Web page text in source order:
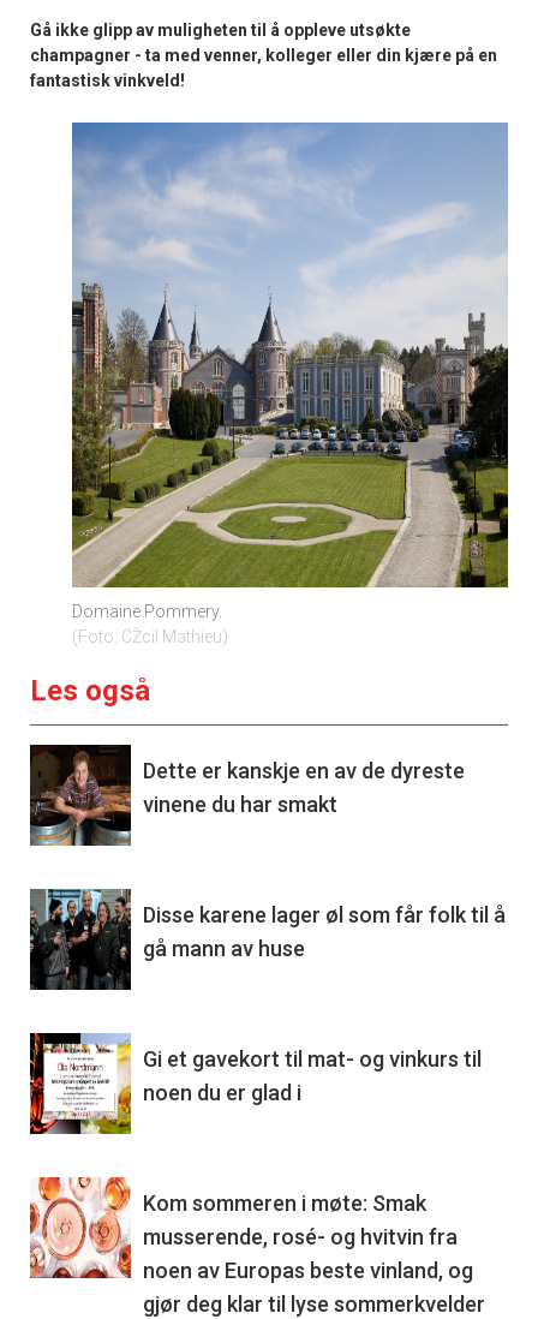
Gå ikke glipp av muligheten til å oppleve utsøkte
champagner - ta med venner, kolleger eller din kjære på en
fantastisk vinkveld!
Domaine Pommery.
Foto: CŽcil Mathieu
Les også
Dette er kanskje en av de dyreste
vinene du har smakt
Disse karene lager øl som får folk til å
gå mann av huse
Gi et gavekort til mat- og vinkurs til
noen du er glad i
Kom sommeren i møte: Smak
musserende, rosé- og hvitvin fra
noen av Europas beste vinland, og
gjør deg klar til lyse sommerkvelder